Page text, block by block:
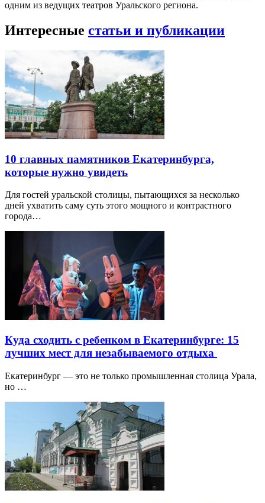
одним из ведущих театров Уральского региона.
Интересные статьи и публикации
10 главных памятников Екатеринбурга,
которые нужно увидеть
Для гостей уральской столицы, пытающихся за несколько
дней ухватить саму суть этого мощного и контрастного
города…
Куда сходить с ребенком в Екатеринбурге: 15
лучших мест для незабываемого отдыха
Екатеринбург — это не только промышленная столица Урала,
но …